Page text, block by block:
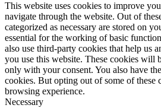
This website uses cookies to improve
navigate through the website. Out of
categorized as necessary are stored on
essential for the working of basic
also use third-party cookies that help us
you use this website. These cookies will
only with your consent. You also have
cookies. But opting out of some of these
browsing experience.
Necessary